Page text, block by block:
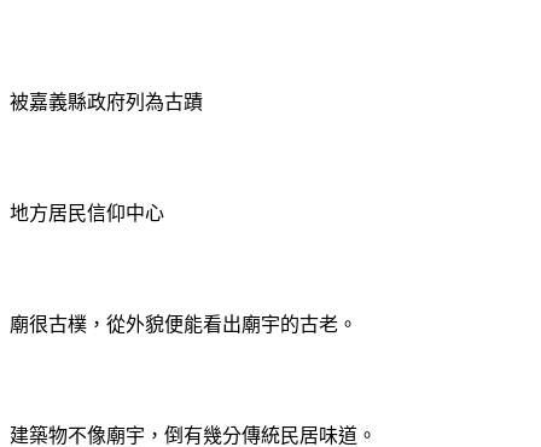
被嘉義縣政府列為古蹟
地方居民信仰中心
廟很古樸，從外貌便能看出廟宇的古老。
建築物不像廟宇，倒有幾分傳統民居味道。